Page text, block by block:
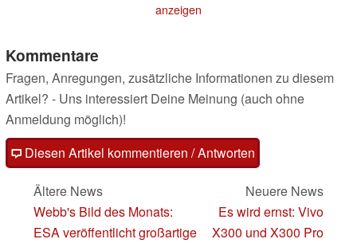
anzeigen
Kommentare
Fragen, Anregungen, zusätzliche Informationen zu diesem
Artikel? - Uns interessiert Deine Meinung (auch ohne
Anmeldung möglich)!
Diesen Artikel kommentieren / Antworten
Ältere News
Webb's Bild des Monats:
ESA veröffentlicht großartige
Neuere News
Es wird ernst: Vivo
X300 und X300 Pro